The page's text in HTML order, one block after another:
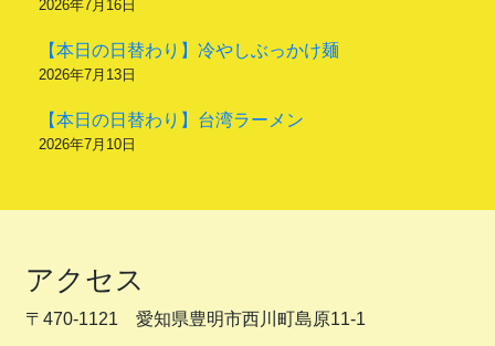
2026年7月16日
【本日の日替わり】冷やしぶっかけ麺
2026年7月13日
【本日の日替わり】台湾ラーメン
2026年7月10日
アクセス
〒470-1121 愛知県豊明市西川町島原11-1